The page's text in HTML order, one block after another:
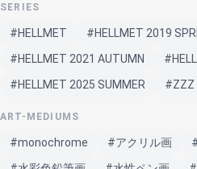
SERIES
#HELLMET
#HELLMET 2019
#HELLMET 2021 AUTUMN
#HELLMET 2025 SUMMER
#ZZZ
ART-MEDIUMS
#monochrome #アクリル画